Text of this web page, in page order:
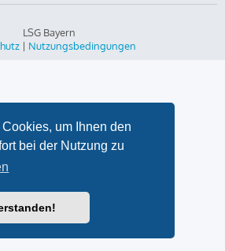
um Ihnen den
bei der Nutzung zu
LSG Bayern
| Nutzungsbedingungen